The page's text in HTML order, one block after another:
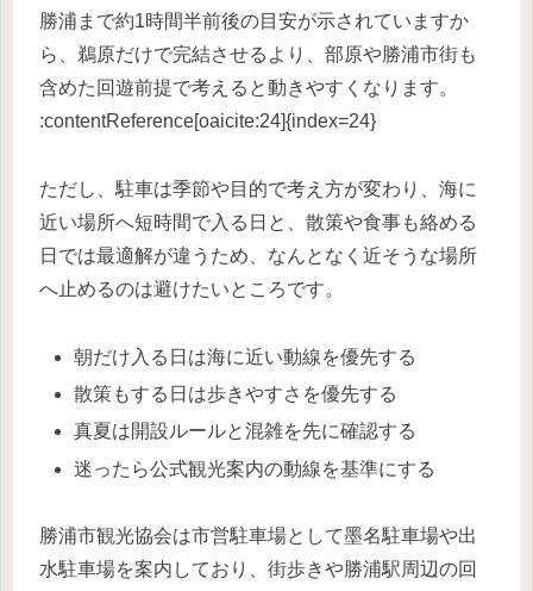
勝浦まで約1時間半前後の目安が示されていますか
ら、鵜原だけで完結させるより、部原や勝浦市街も
含めた回遊前提で考えると動きやすくなります。
:contentReference[oaicite:24]{index=24}
ただし、駐車は季節や目的で考え方が変わり、海に
近い場所へ短時間で入る日と、散策や食事も絡める
日では最適解が違うため、なんとなく近そうな場所
へ止めるのは避けたいところです。
朝だけ入る日は海に近い動線を優先する
散策もする日は歩きやすさを優先する
真夏は開設ルールと混雑を先に確認する
迷ったら公式観光案内の動線を基準にする
勝浦市観光協会は市営駐車場として墨名駐車場や出
水駐車場を案内しており、街歩きや勝浦駅周辺の回